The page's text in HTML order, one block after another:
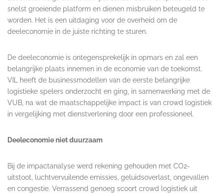
snelst groeiende platform en dienen misbruiken beteugeld te
worden. Het is een uitdaging voor de overheid om de
deeleconomie in de juiste richting te sturen.
De deeleconomie is ontegensprekelijk in opmars en zal een
belangrijke plaats innemen in de economie van de toekomst.
VIL heeft de businessmodellen van de eerste belangrijke
logistieke spelers onderzocht en ging, in samenwerking met de
VUB, na wat de maatschappelijke impact is van crowd logistiek
in vergelijking met dienstverlening door een professioneel.
Deeleconomie niet duurzaam
Bij de impactanalyse werd rekening gehouden met CO2-
uitstoot, luchtvervuilende emissies, geluidsoverlast, ongevallen
en congestie. Verrassend genoeg scoort crowd logistiek uit